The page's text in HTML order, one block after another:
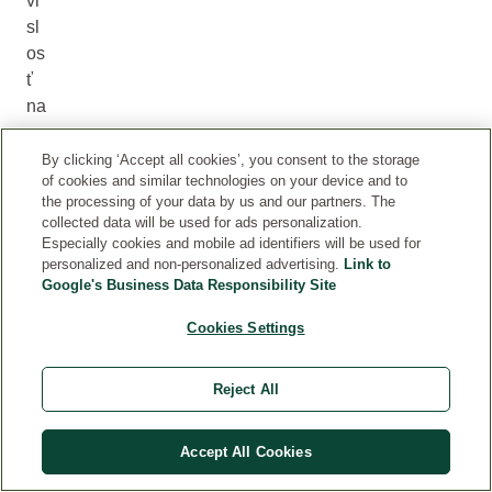
sl
os
ť
na
ro
čo
ch
ač
ap
By clicking ‘Accept all cookies’, you consent to the storage
of cookies and similar technologies on your device and to
the processing of your data by us and our partners. The
collected data will be used for ads personalization.
Especially cookies and mobile ad identifiers will be used for
personalized and non-personalized advertising. Link to
Google's Business Data Responsibility Site
Cookies Settings
Reject All
Accept All Cookies